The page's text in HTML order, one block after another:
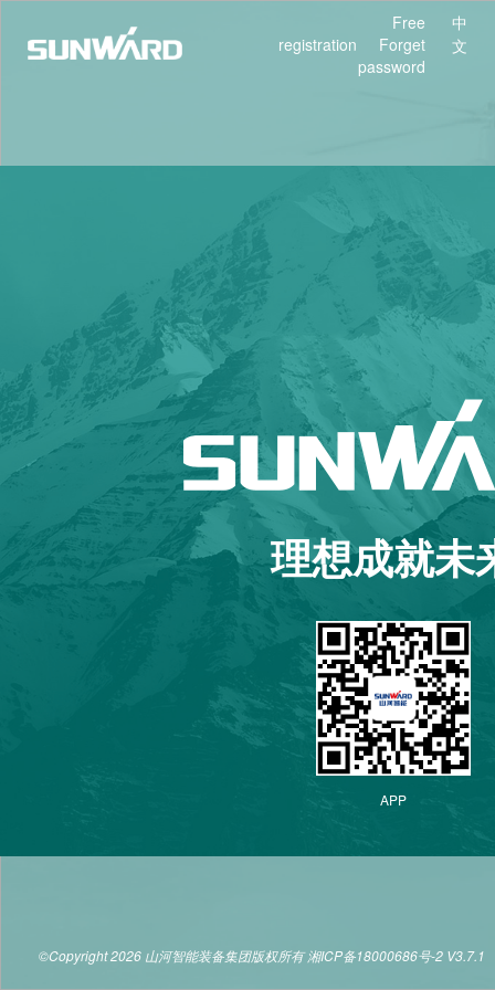
Free
registration
Forget
password
中
文
理想成就未
APP
©Copyright 2026 山河智能装备集团版权所有湘ICP备18000686号-2V3.7.1